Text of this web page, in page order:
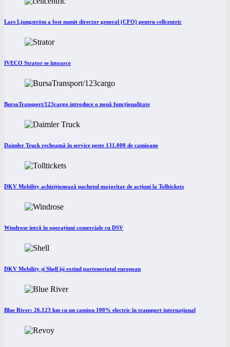
Lars Ljungström a fost numit director general (CFO) pentru cellcentric
IVECO Strator se întoarce
BursaTransport/123cargo introduce o nouă funcționalitate
Daimler Truck recheamă în service peste 131.000 de camioane
DKV Mobility achiziționează pachetul majoritar de acțiuni la Tolltickets
Windrose intră în operațiuni comerciale cu DSV
DKV Mobility și Shell își extind parteneriatul european
Blue River: 26.123 km cu un camion 100% electric în transport internațional